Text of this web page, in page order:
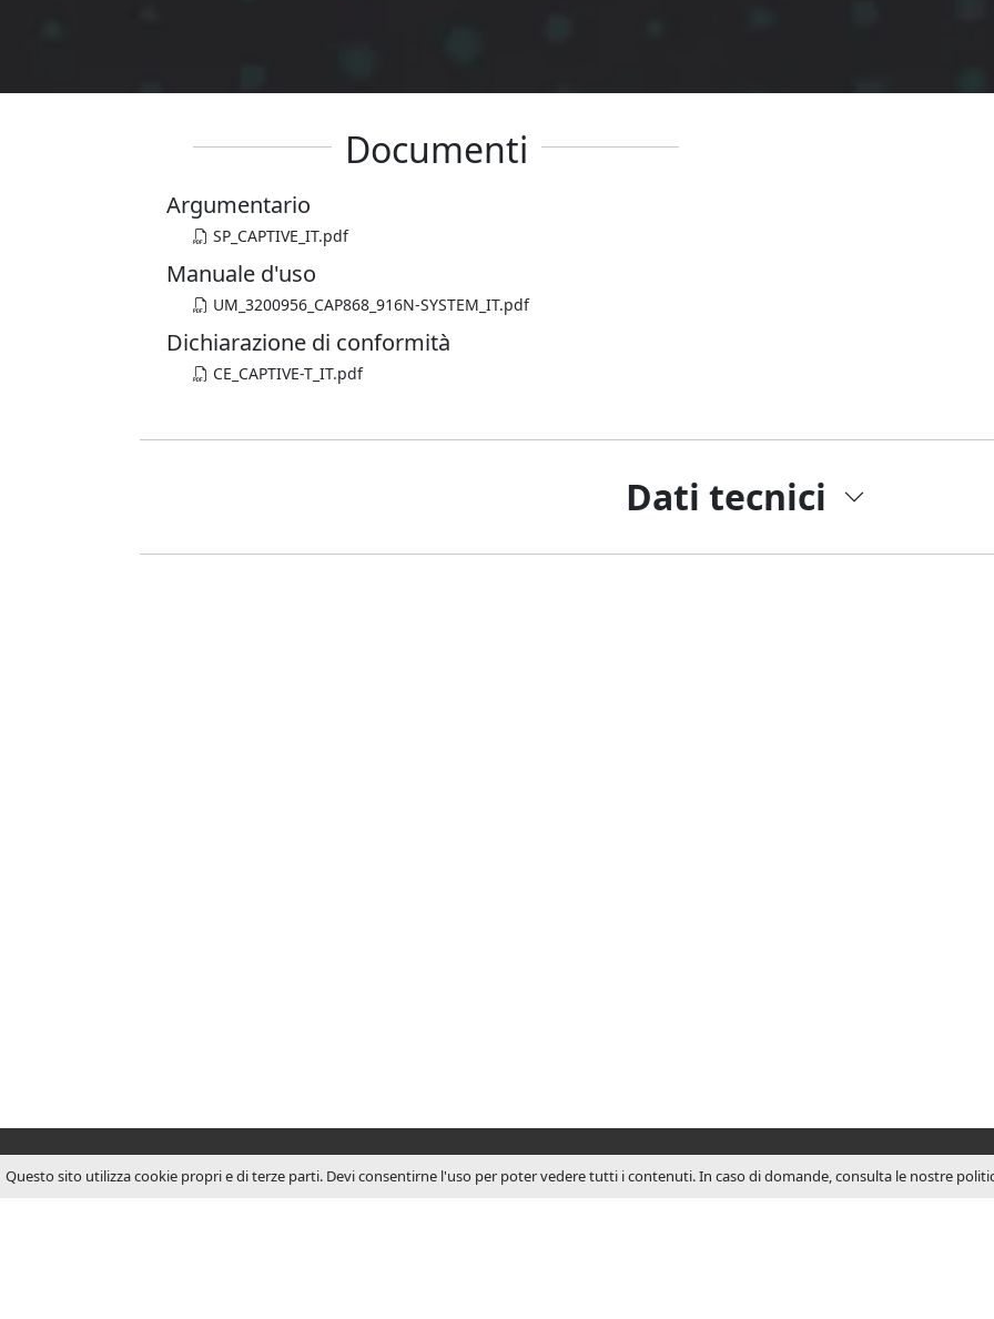
Documenti
Argumentario
SP_CAPTIVE_IT.pdf
Manuale d'uso
UM_3200956_CAP868_916N-SYSTEM_IT.pdf
Dichiarazione di conformità
CE_CAPTIVE-T_IT.pdf
Dati tecnici
Questo sito utilizza cookie propri e di terze parti. Devi consentirne l'uso per poter vedere tutti i contenuti. In caso di domande, consulta le nostre